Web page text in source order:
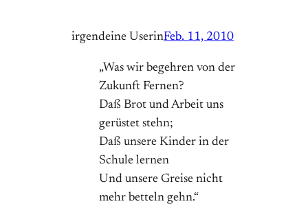
irgendeine UserinFeb. 11, 2010
„Was wir begehren von der
Zukunft Fernen?
Daß Brot und Arbeit uns
gerüstet stehn;
Daß unsere Kinder in der
Schule lernen
Und unsere Greise nicht
mehr betteln gehn.“